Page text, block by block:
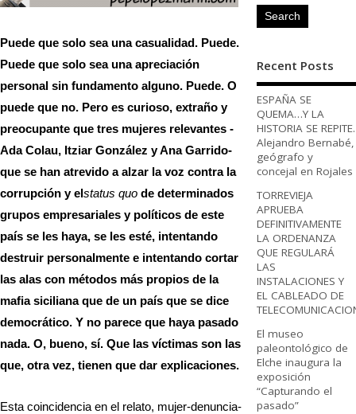
Puede que solo sea una casualidad. Puede.
Puede que solo sea una apreciación
personal sin fundamento alguno. Puede. O
puede que no. Pero es curioso, extraño y
preocupante que tres mujeres relevantes -
Ada Colau, Itziar González y Ana Garrido-
que se han atrevido a alzar la voz contra la
corrupción y elstatus quo de determinados
grupos empresariales y políticos de este
país se les haya, se les esté, intentando
destruir personalmente e intentando cortar
las alas con métodos más propios de la
mafia siciliana que de un país que se dice
democrático. Y no parece que haya pasado
nada. O, bueno, sí. Que las víctimas son las
que, otra vez, tienen que dar explicaciones.
Esta coincidencia en el relato, mujer-denuncia-
Recent Posts
ESPAÑA SE
QUEMA…Y LA
HISTORIA SE REPITE.
Alejandro Bernabé,
geógrafo y
concejal en Rojales
TORREVIEJA
APRUEBA
DEFINITIVAMENTE
LA ORDENANZA
QUE REGULARÁ
LAS
INSTALACIONES Y
EL CABLEADO DE
El museo
paleontológico de
Elche inaugura la
exposición
“Capturando el
pasado”